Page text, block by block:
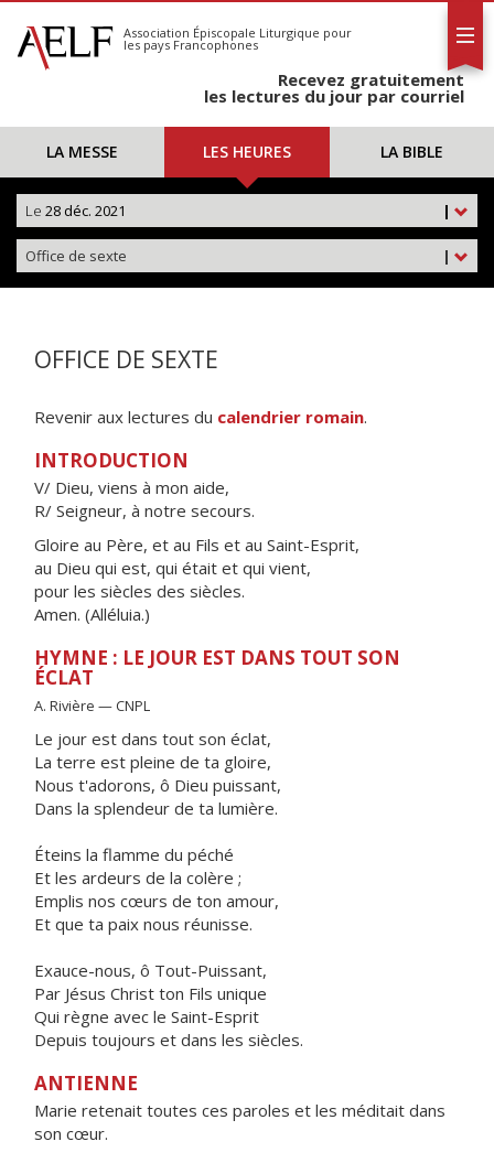
S'abonner
Calendrier
Association Épiscopale Liturgique pour
les pays Francophones
Recevez gratuitement
les lectures du jour par courriel
LA MESSE LES HEURES LA BIBLE
|
Le 28 déc. 2021
|
Office de sexte
OFFICE DE SEXTE
Revenir aux lectures du calendrier romain.
INTRODUCTION
V/ Dieu, viens à mon aide,
R/ Seigneur, à notre secours.
Gloire au Père, et au Fils et au Saint-Esprit,
au Dieu qui est, qui était et qui vient,
pour les siècles des siècles.
Amen. (Alléluia.)
HYMNE : LE JOUR EST DANS TOUT SON
ÉCLAT
A. Rivière — CNPL
Le jour est dans tout son éclat,
La terre est pleine de ta gloire,
Nous t'adorons, ô Dieu puissant,
Dans la splendeur de ta lumière.
Éteins la flamme du péché
Et les ardeurs de la colère ;
Emplis nos cœurs de ton amour,
Et que ta paix nous réunisse.
Exauce-nous, ô Tout-Puissant,
Par Jésus Christ ton Fils unique
Qui règne avec le Saint-Esprit
Depuis toujours et dans les siècles.
ANTIENNE
Marie retenait toutes ces paroles et les méditait dans
son cœur.